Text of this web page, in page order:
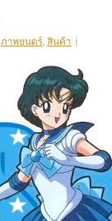
ภาพยนตร์, สินค้า